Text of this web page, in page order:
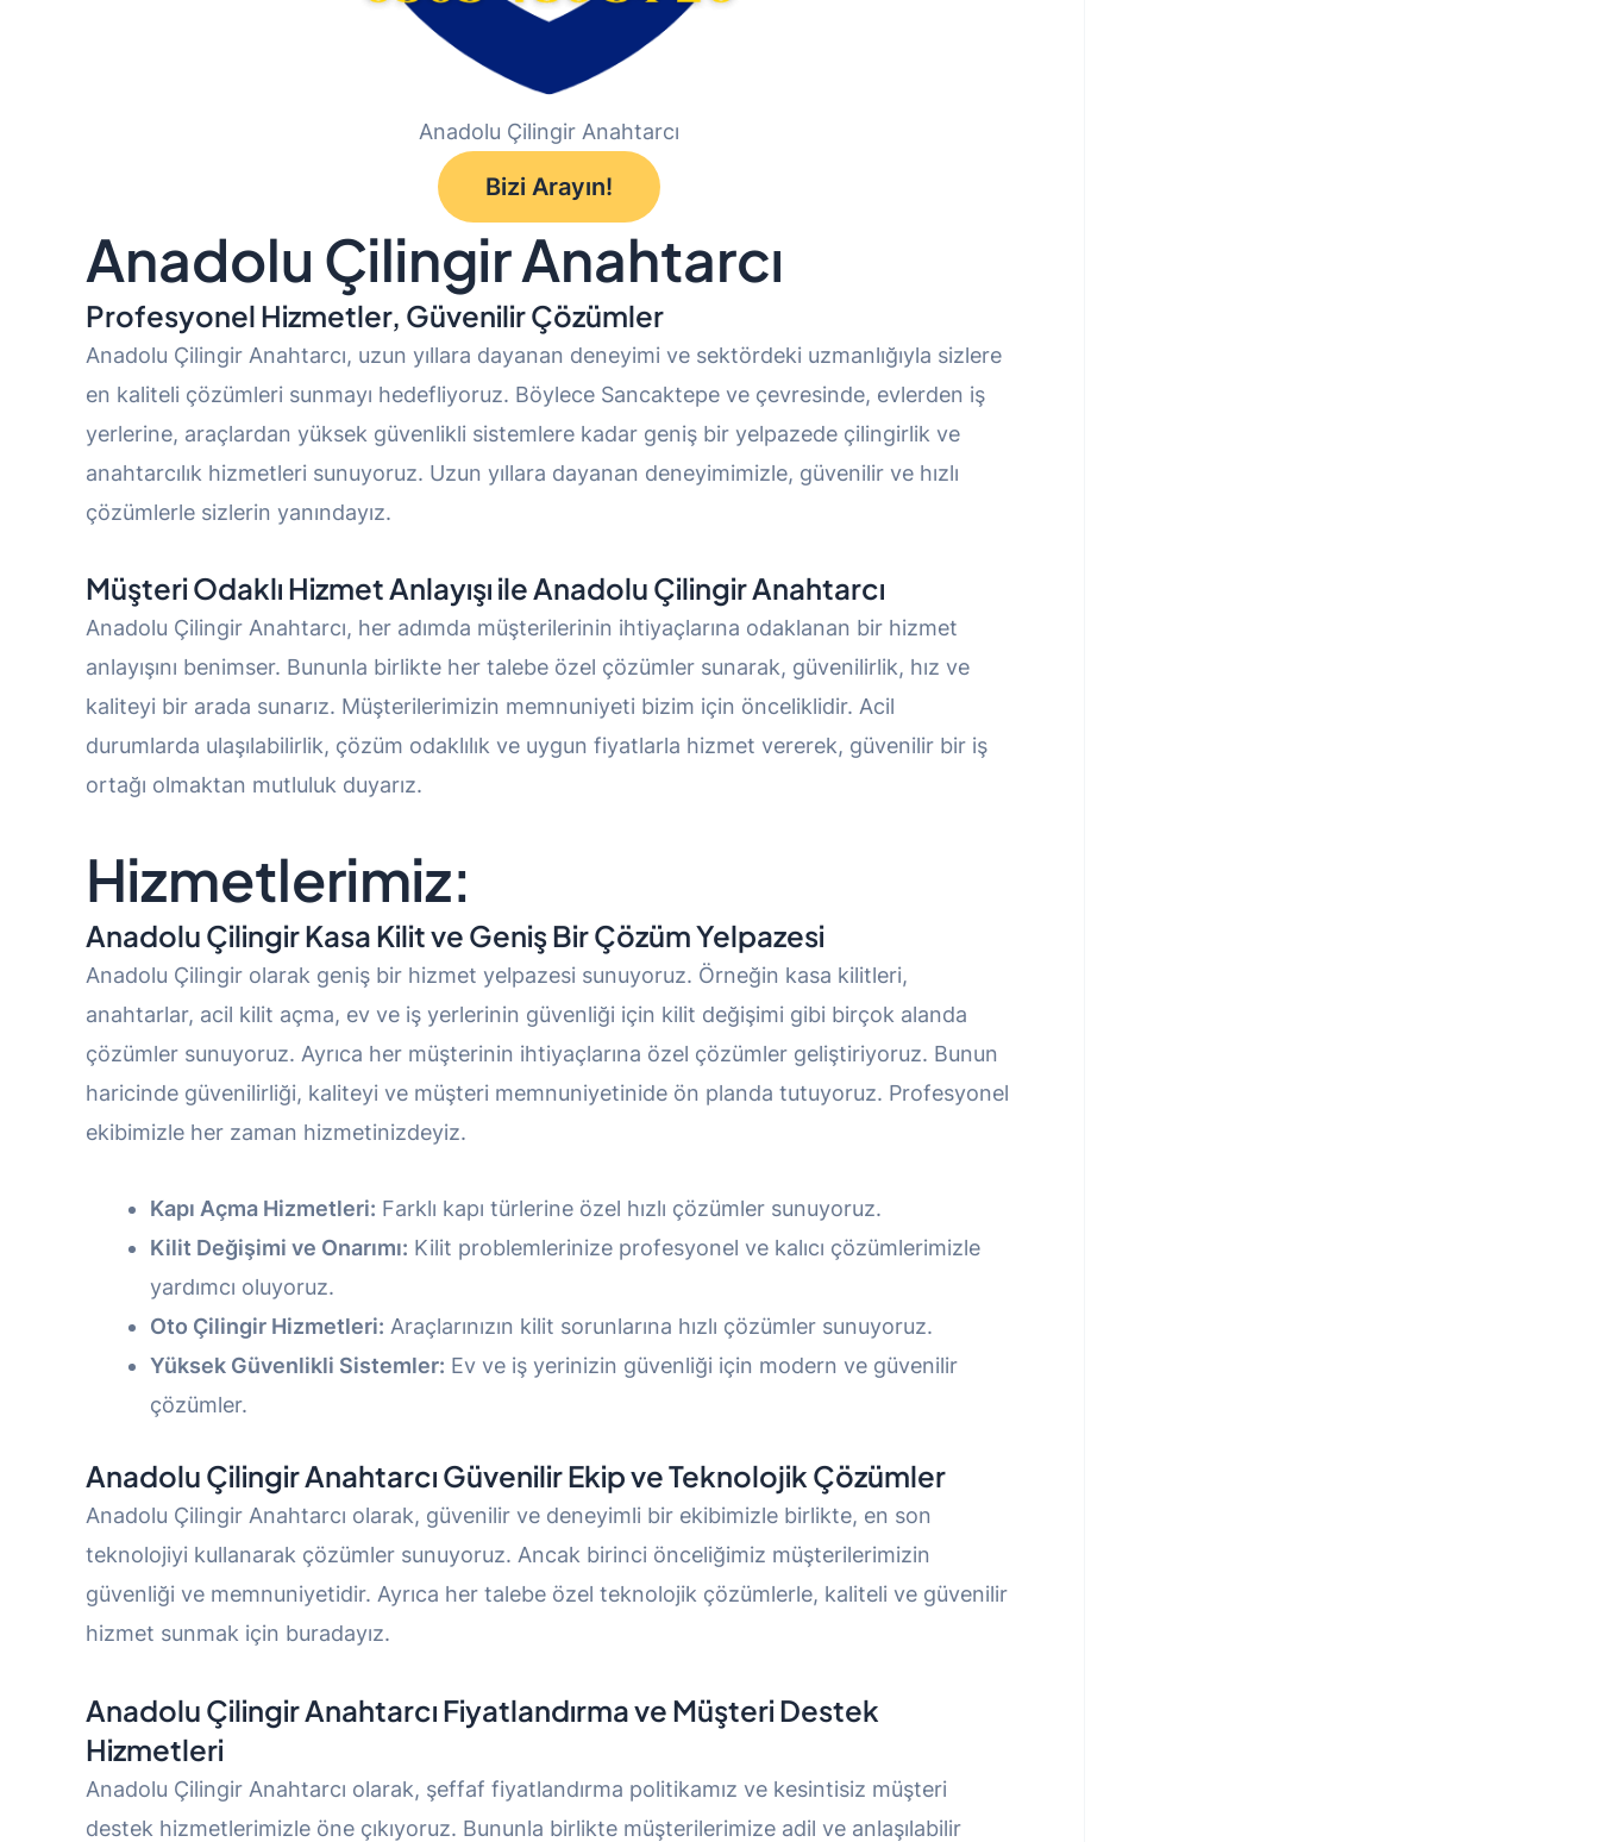
Anadolu Çilingir Anahtarcı
Bizi Arayın!
Anadolu Çilingir Anahtarcı
Profesyonel Hizmetler, Güvenilir Çözümler
Anadolu Çilingir Anahtarcı, uzun yıllara dayanan deneyimi ve sektördeki uzmanlığıyla sizlere
en kaliteli çözümleri sunmayı hedefliyoruz. Böylece Sancaktepe ve çevresinde, evlerden iş
yerlerine, araçlardan yüksek güvenlikli sistemlere kadar geniş bir yelpazede çilingirlik ve
anahtarcılık hizmetleri sunuyoruz. Uzun yıllara dayanan deneyimimizle, güvenilir ve hızlı
çözümlerle sizlerin yanındayız.
Müşteri Odaklı Hizmet Anlayışı ile Anadolu Çilingir Anahtarcı
Anadolu Çilingir Anahtarcı, her adımda müşterilerinin ihtiyaçlarına odaklanan bir hizmet
anlayışını benimser. Bununla birlikte her talebe özel çözümler sunarak, güvenilirlik, hız ve
kaliteyi bir arada sunarız. Müşterilerimizin memnuniyeti bizim için önceliklidir. Acil
durumlarda ulaşılabilirlik, çözüm odaklılık ve uygun fiyatlarla hizmet vererek, güvenilir bir iş
ortağı olmaktan mutluluk duyarız.
Hizmetlerimiz:
Anadolu Çilingir Kasa Kilit ve Geniş Bir Çözüm Yelpazesi
Anadolu Çilingir olarak geniş bir hizmet yelpazesi sunuyoruz. Örneğin kasa kilitleri,
anahtarlar, acil kilit açma, ev ve iş yerlerinin güvenliği için kilit değişimi gibi birçok alanda
çözümler sunuyoruz. Ayrıca her müşterinin ihtiyaçlarına özel çözümler geliştiriyoruz. Bunun
haricinde güvenilirliği, kaliteyi ve müşteri memnuniyetinide ön planda tutuyoruz. Profesyonel
ekibimizle her zaman hizmetinizdeyiz.
Kapı Açma Hizmetleri: Farklı kapı türlerine özel hızlı çözümler sunuyoruz.
Kilit Değişimi ve Onarımı: Kilit problemlerinize profesyonel ve kalıcı çözümlerimizle
yardımcı oluyoruz.
Oto Çilingir Hizmetleri: Araçlarınızın kilit sorunlarına hızlı çözümler sunuyoruz.
Yüksek Güvenlikli Sistemler: Ev ve iş yerinizin güvenliği için modern ve güvenilir
çözümler.
Anadolu Çilingir Anahtarcı Güvenilir Ekip ve Teknolojik Çözümler
Anadolu Çilingir Anahtarcı olarak, güvenilir ve deneyimli bir ekibimizle birlikte, en son
teknolojiyi kullanarak çözümler sunuyoruz. Ancak birinci önceliğimiz müşterilerimizin
güvenliği ve memnuniyetidir. Ayrıca her talebe özel teknolojik çözümlerle, kaliteli ve güvenilir
hizmet sunmak için buradayız.
Anadolu Çilingir Anahtarcı Fiyatlandırma ve Müşteri Destek
Hizmetleri
Anadolu Çilingir Anahtarcı olarak, şeffaf fiyatlandırma politikamız ve kesintisiz müşteri
destek hizmetlerimizle öne çıkıyoruz. Bununla birlikte müşterilerimize adil ve anlaşılabilir